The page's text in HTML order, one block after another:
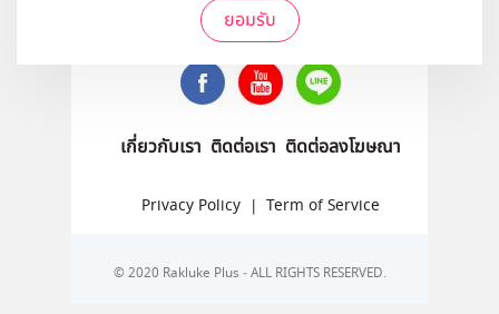
ยอมรับ
ติดตามเราได้ที่
เกี่ยวกับเรา ติดต่อเรา ติดต่อลงโฆษณา
Privacy Policy | Term of Service
© 2020 Rakluke Plus - ALL RIGHTS RESERVED.